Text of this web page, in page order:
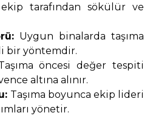
tarafından sökülür ve
Uygun binalarda taşıma
bir yöntemdir.
öncesi değer tespiti
altına alınır.
Taşıma boyunca ekip lideri
yönetir.